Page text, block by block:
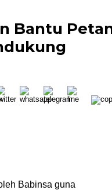
Bantu
Babinsa guna